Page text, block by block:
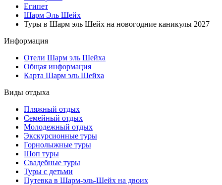
Египет
Шарм Эль Шейх
Туры в Шарм эль Шейх на новогодние каникулы 2027
Информация
Отели Шарм эль Шейха
Общая информация
Карта Шарм эль Шейха
Виды отдыха
Пляжный отдых
Семейный отдых
Молодежный отдых
Экскурсионные туры
Горнолыжные туры
Шоп туры
Свадебные туры
Туры с детьми
Путевка в Шарм-эль-Шейх на двоих